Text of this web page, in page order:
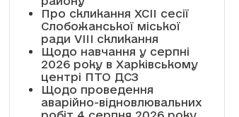
Про скликання XCII сесії
Слобожанської міської
ради VIII скликання
Щодо навчання у серпні
2026 року в Харківському
центрі ПТО ДСЗ
Щодо проведення
аварійно-відновлювальних